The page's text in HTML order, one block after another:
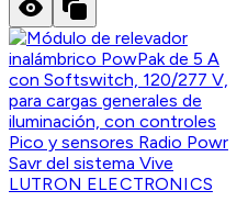
LUTRON ELECTRONICS